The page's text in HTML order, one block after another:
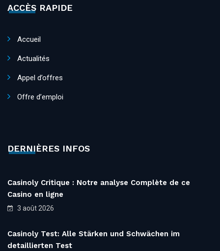
ACCÈS RAPIDE
Accueil
Actualités
Appel d’offres
Offre d’emploi
DERNIÈRES INFOS
Casinoly Critique : Notre analyse Complète de ce
Casino en ligne
3 août 2026
Casinoly Test: Alle Stärken und Schwächen im
detaillierten Test